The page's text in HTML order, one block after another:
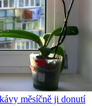
měsíčně ji donutí